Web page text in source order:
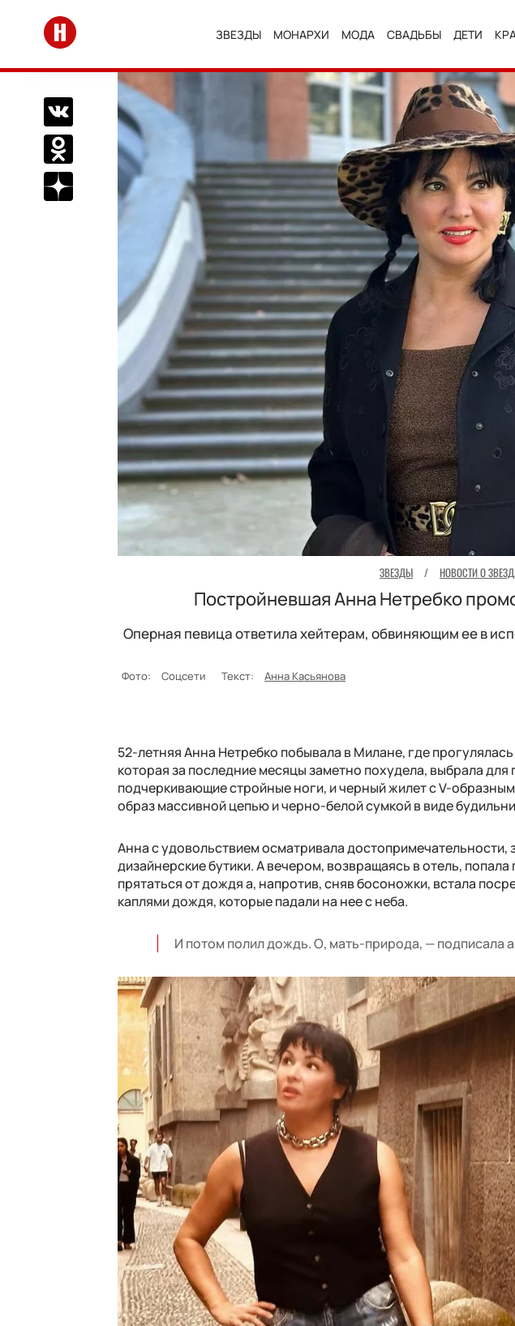
Перейти на главную
ЗВЕЗДЫ МОНАРХИ МОДА СВАДЬБЫ ДЕТИ
Поделиться Вконтакте
Поделиться в Одноклассниках
Подписаться на нас в Дзен
ЗВЕЗДЫ / НОВОСТИ О
Постройневшая Анна Нетребко
Оперная певица ответила хейтерам, обвиняющим ее в
Фото: Соцсети Текст: Анна Касьянова
52-летняя Анна Нетребко побывала в Милане, где
которая за последние месяцы заметно похудела, выбрала
подчеркивающие стройные ноги, и черный жилет с V-
образ массивной цепью и черно-белой сумкой в виде
Анна с удовольствием осматривала достопримечательности,
дизайнерские бутики. А вечером, возвращаясь в отель,
прятаться от дождя а, напротив, сняв босоножки, встала
каплями дождя, которые падали на нее с неба.
И потом полил дождь. О, мать-природа, — подписала